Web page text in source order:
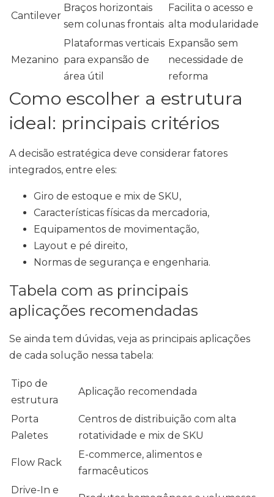
Cantilever
Braços horizontais
sem colunas frontais
Facilita o acesso e
alta modularidade
Mezanino
Plataformas verticais
para expansão de
área útil
Expansão sem
necessidade de
reforma
Como escolher a estrutura
ideal: principais critérios
A decisão estratégica deve considerar fatores
integrados, entre eles:
Giro de estoque e mix de SKU,
Características físicas da mercadoria,
Equipamentos de movimentação,
Layout e pé direito,
Normas de segurança e engenharia.
Tabela com as principais
aplicações recomendadas
Se ainda tem dúvidas, veja as principais aplicações
de cada solução nessa tabela:
Tipo de
estrutura
Aplicação recomendada
Porta
Paletes
Centros de distribuição com alta
rotatividade e mix de SKU
Flow Rack
E-commerce, alimentos e
farmacêuticos
Drive-In e